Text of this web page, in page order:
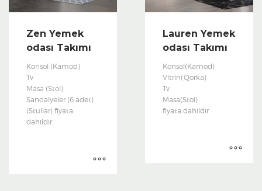
Zen Yemek
odası Takımı
Konsol (Kamod)
Tv
Masa (Stol)
Sandalyeler (6 adet)
(Stullar) fiyata
dahildir.
Lauren Yemek
odası Takımı
Konsol(Kamod)
Vitrin(Qorka)
Tv
Masa(Stol)
fiyata dahildir.